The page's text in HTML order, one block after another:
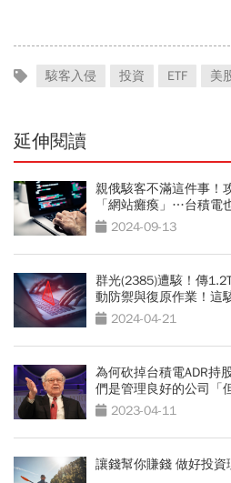
駭客入侵 投資 ETF 美
延伸閱讀
親俄駭客不滿這件事！
「網站癱瘓」…台積電
2024-09-13
群光(2385)遭駭！傳
動防禦與復原作業！這
2024-04-21
為何砍掉台積電ADR持
們是管理良好的公司「
2023-04-11
讓錢幫你賺錢 做好投